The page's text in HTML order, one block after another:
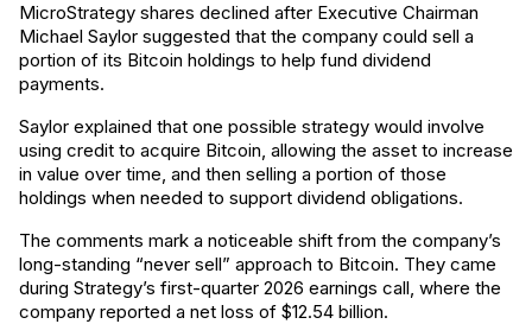
MicroStrategy shares declined after Executive Chairman
Michael Saylor suggested that the company could sell a
portion of its Bitcoin holdings to help fund dividend
payments.
Saylor explained that one possible strategy would involve
using credit to acquire Bitcoin, allowing the asset to increase
in value over time, and then selling a portion of those
holdings when needed to support dividend obligations.
The comments mark a noticeable shift from the company’s
long-standing “never sell” approach to Bitcoin. They came
during Strategy’s first-quarter 2026 earnings call, where the
company reported a net loss of $12.54 billion.